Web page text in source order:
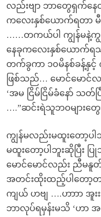
လည်းဗျာ ဘာတွေရှက်န
ကလေးနှစ်ယောက်ရတာ
……တကယ်ပါ ကျွန်မနဲ့ကျွ
နေခုကလေးနှစ်ယောက်ရ
တက်ခွကာ ၁၀မိနစ်ခန့်နှင့်
ဖြစ်သည်… မောင်မောင်
‘အမ ငြိမ်ငြိမ်ခံနော် သတ်
….”ဆင်းရဲသူဘဝများတွ
ကျွန်မလည်းမထူးတော့
မထူးတော့ပါဘူးဆိုပြီး
မောင်မောင်လည်း ညီမနူ
အတင်းထိုးထည့်ပါတေ
ကျယ် ဟဗျ ….ဟာာာ အူး
ဘာလုပ်ရမှန်းမသိ ‘ဟာ အ